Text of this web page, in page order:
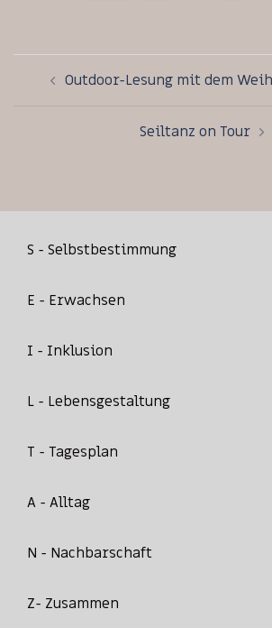
Outdoor-Lesung mit dem
Seiltanz on Tour
S - Selbstbestimmung
E - Erwachsen
I - Inklusion
L - Lebensgestaltung
T - Tagesplan
A - Alltag
N - Nachbarschaft
Z- Zusammen